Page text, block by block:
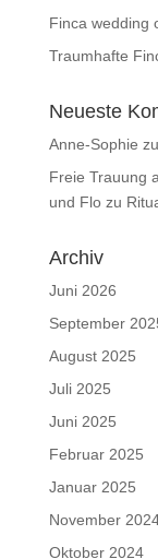
Finca wedding
Traumhafte
Neueste
Anne-Sophie zu
Freie Trauung
und Flozu
Archiv
Juni 2026
September
August 2025
Juli 2025
Juni 2025
Februar 2025
Januar 2025
November
Oktober 2024